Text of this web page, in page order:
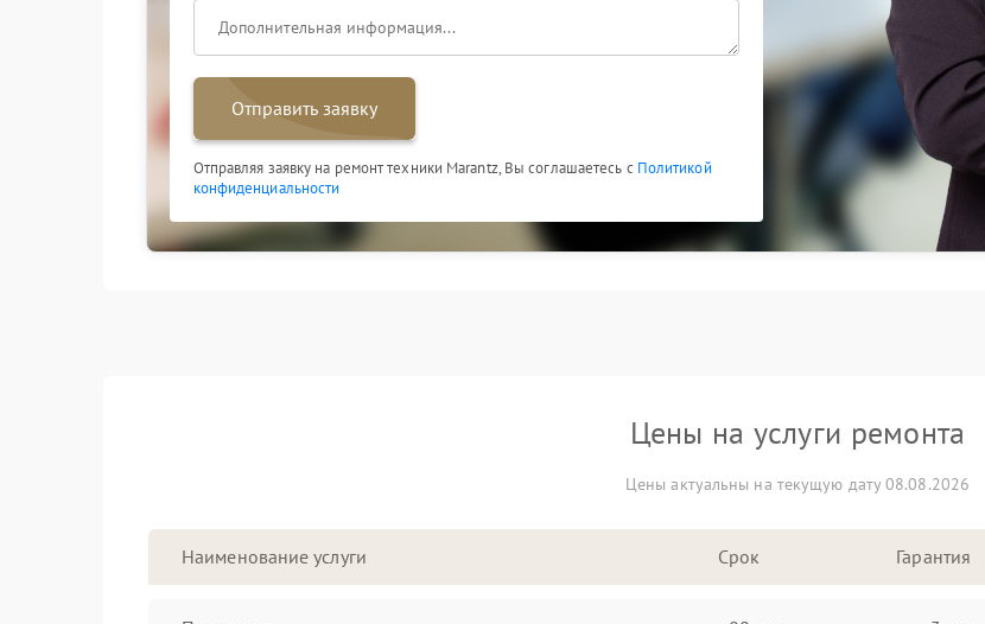
Отправить заявку
Отправляя заявку на ремонт техники Marantz, Вы соглашаетесь с Политикой
конфиденциальности
Цены на услуги ремонта
Цены актуальны на текущую дату 08.08.2026
Наименование услуги Срок Гарантия